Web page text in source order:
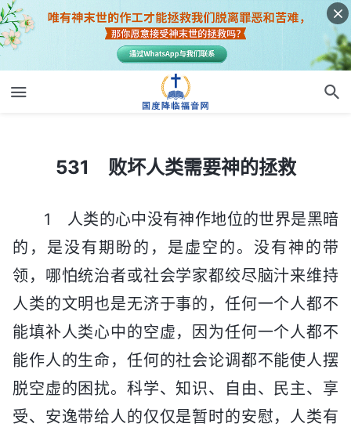
531 败坏人类需要神的拯救
1 人类的心中没有神作地位的世界是黑暗
的，是没有期盼的，是虚空的。没有神的带
领，哪怕统治者或社会学家都绞尽脑汁来维持
人类的文明也是无济于事的，任何一个人都不
能填补人类心中的空虚，因为任何一个人都不
能作人的生命，任何的社会论调都不能使人摆
脱空虚的困扰。科学、知识、自由、民主、享
受、安逸带给人的仅仅是暂时的安慰，人类有